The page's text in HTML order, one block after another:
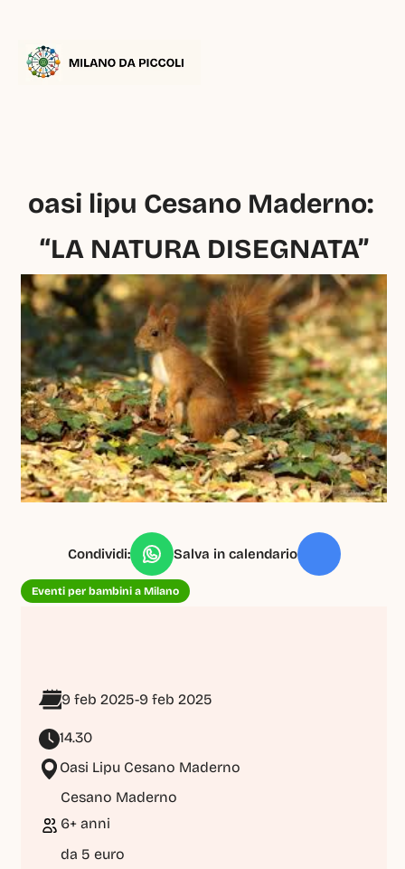
oasi lipu Cesano Maderno:
“LA NATURA DISEGNATA”
Condividi: Salva in calendario
Eventi per bambini a Milano
9 feb 2025-9 feb 2025
14.30
Oasi Lipu Cesano Maderno
Cesano Maderno
6+ anni
da 5 euro